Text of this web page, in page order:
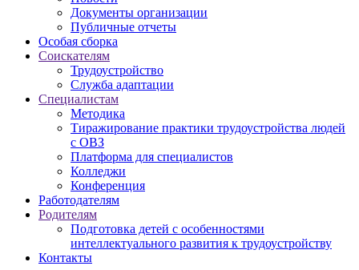
Документы организации
Публичные отчеты
Особая сборка
Соискателям
Трудоустройство
Служба адаптации
Специалистам
Методика
Тиражирование практики трудоустройства людей
с ОВЗ
Платформа для специалистов
Колледжи
Конференция
Работодателям
Родителям
Подготовка детей с особенностями
интеллектуального развития к трудоустройству
Контакты